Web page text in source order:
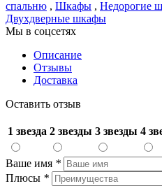
спальню , Шкафы , Недорогие
Двухдверные шкафы
Мы в соцсетях
Описание
Отзывы
Доставка
Оставить отзыв
1 звезда 2 звезды 3 звезды 4
Ваше имя *
Плюсы *